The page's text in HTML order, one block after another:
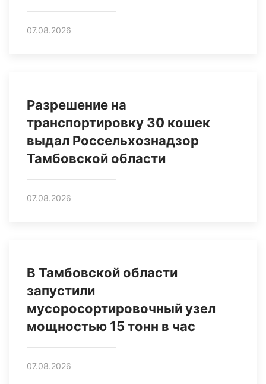
07.08.2026
Разрешение на
транспортировку 30 кошек
выдал Россельхознадзор
Тамбовской области
07.08.2026
В Тамбовской области
запустили
мусоросортировочный узел
мощностью 15 тонн в час
07.08.2026